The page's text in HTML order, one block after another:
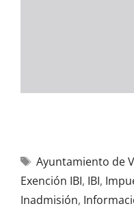
Ayuntamiento de
Exención IBI, IBI,
Inadmisión,